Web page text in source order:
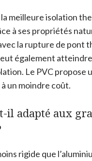
meilleure isolation
à ses propriétés
la rupture de pont
également
Le PVC propose
un moindre coût.
il adapté aux
rigide que